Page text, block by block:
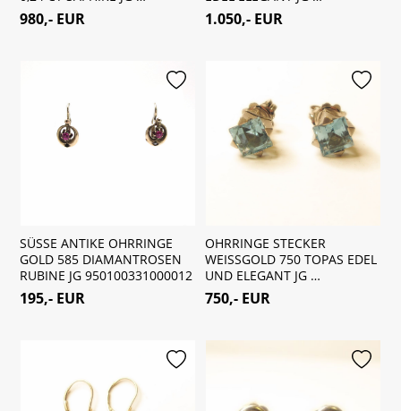
980,- EUR 1.050,- EUR
merken
SÜSSE ANTIKE OHRRINGE
GOLD 585 DIAMANTROSEN
RUBINE JG 950100331000012
195,- EUR
merken
OHRRINGE STECKER
WEISSGOLD 750 TOPAS EDEL
UND ELEGANT JG …
750,- EUR
merken merken